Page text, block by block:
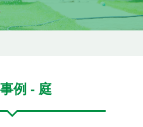
例 - 庭